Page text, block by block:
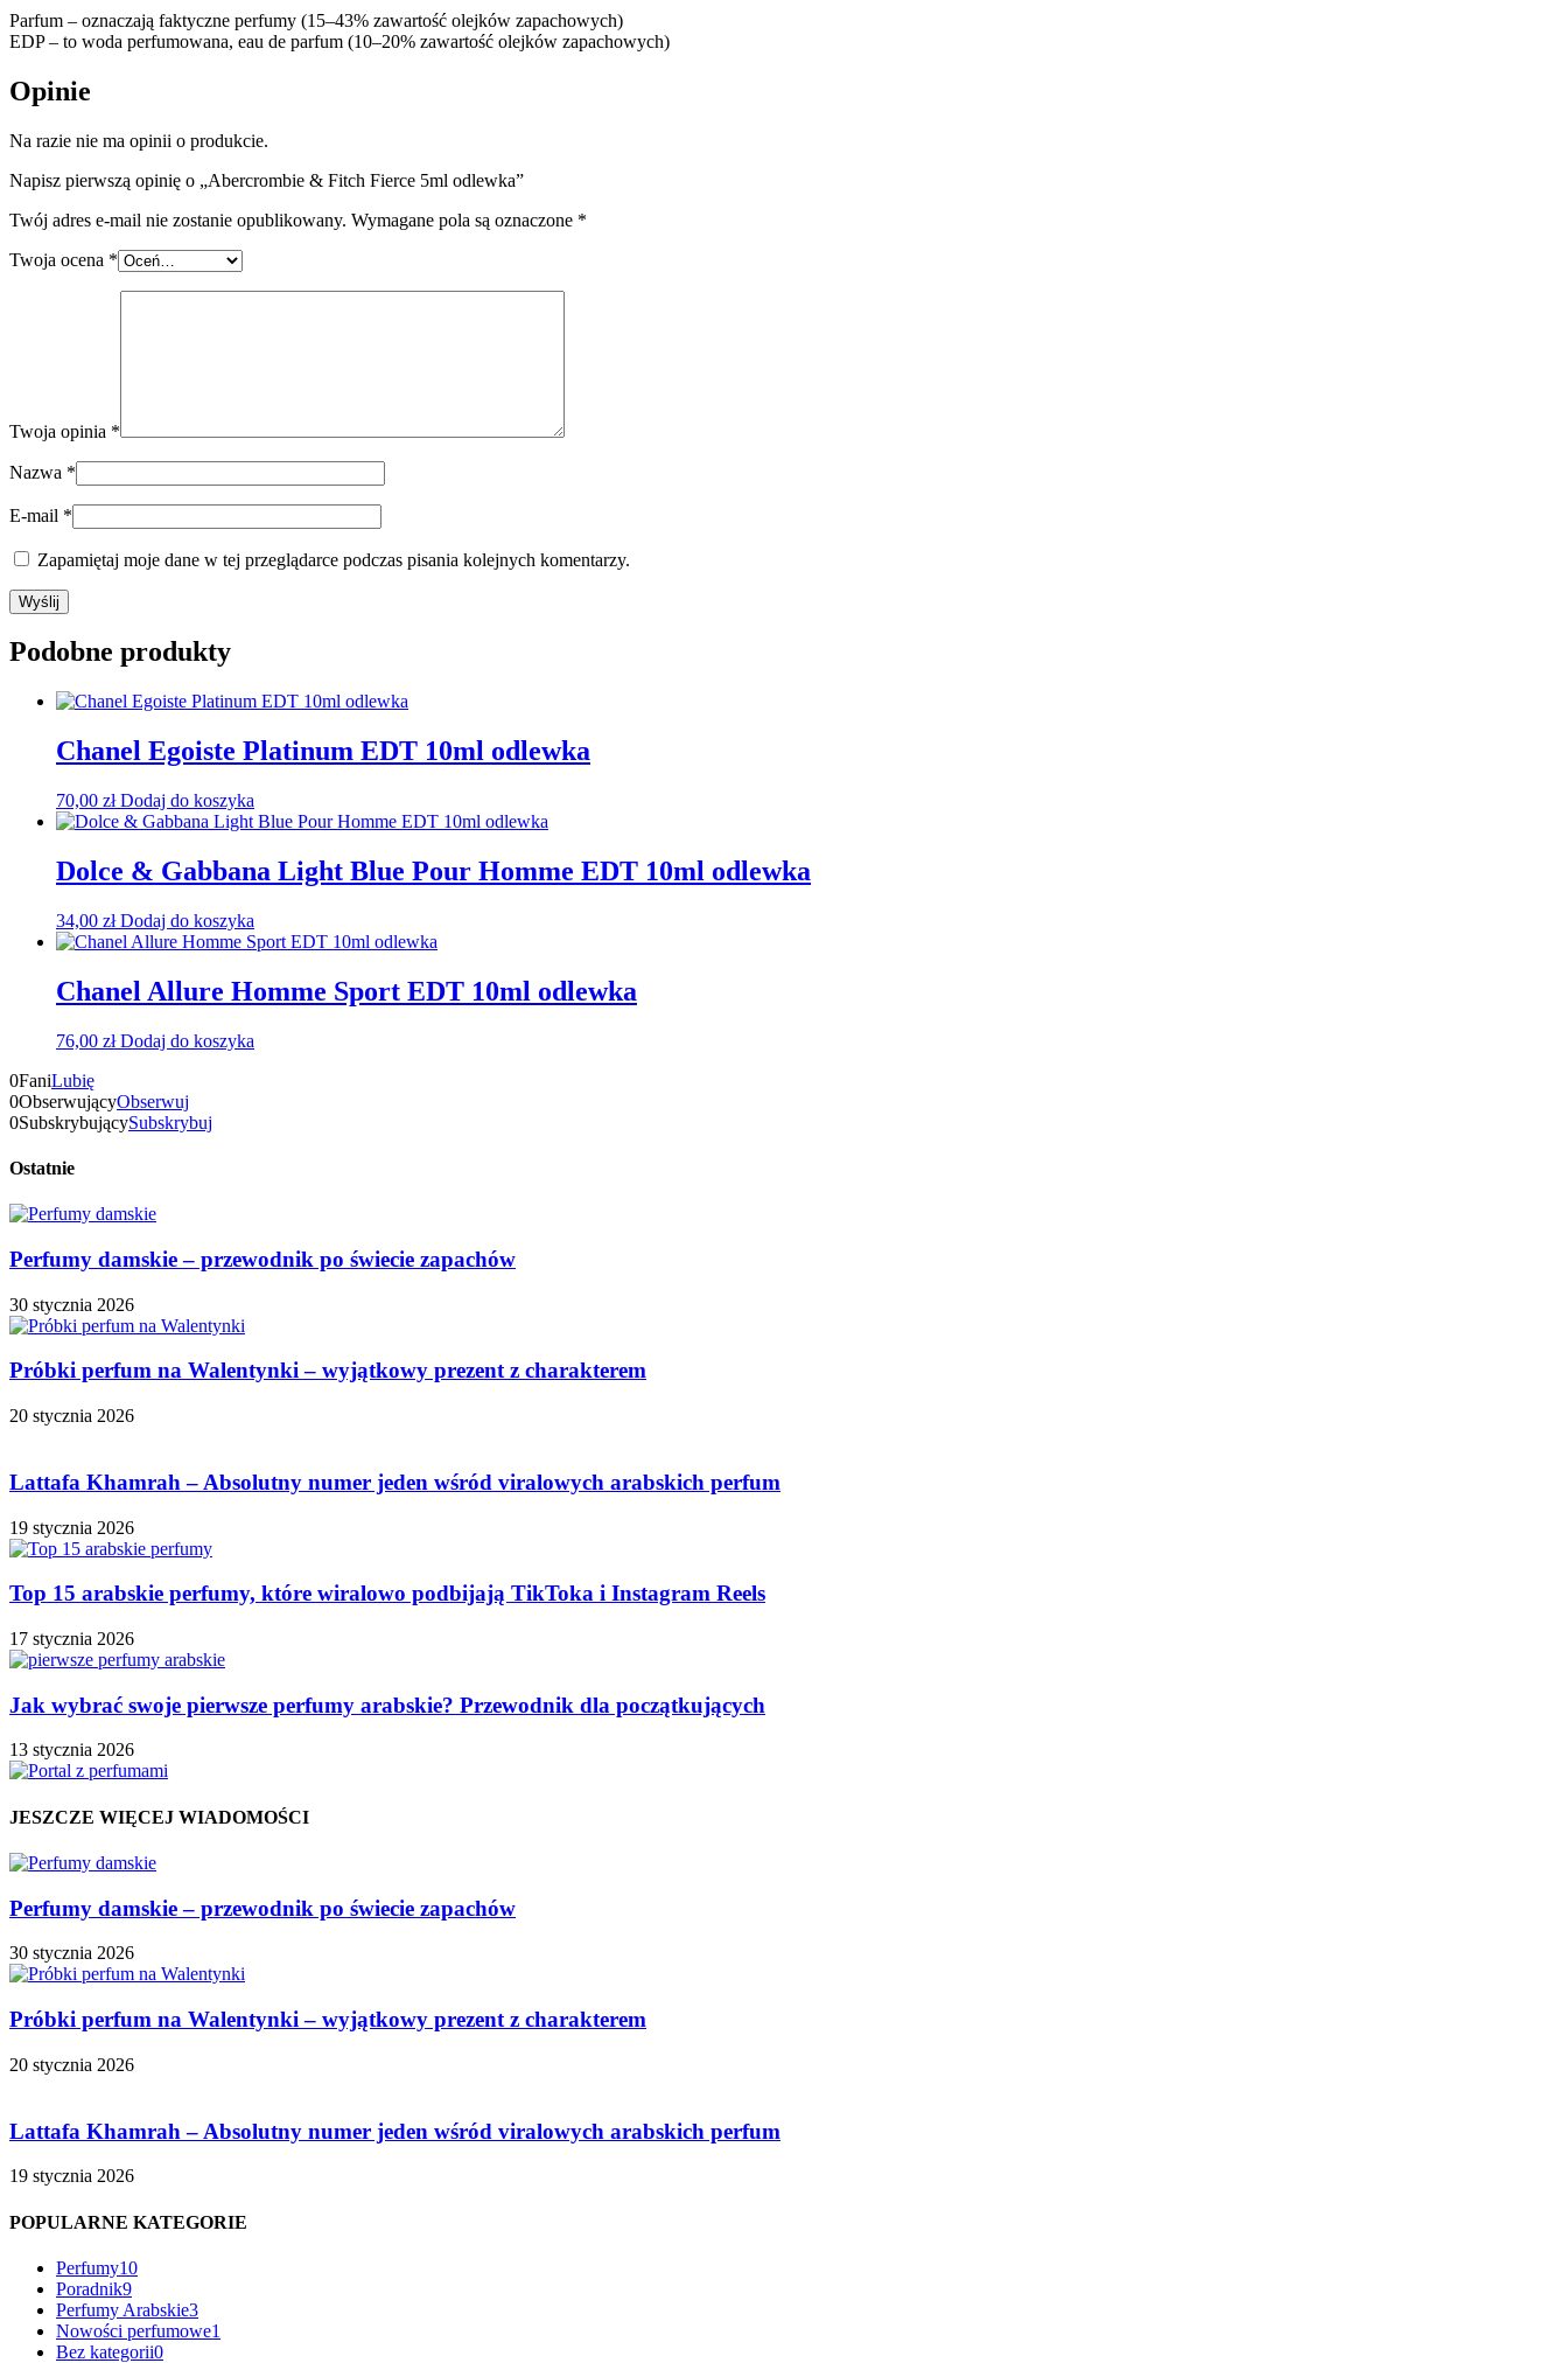
Parfum – oznaczają faktyczne perfumy (15–43% zawartość olejków zapachowych)
EDP – to woda perfumowana, eau de parfum (10–20% zawartość olejków zapachowych)
Opinie
Na razie nie ma opinii o produkcie.
Napisz pierwszą opinię o „Abercrombie & Fitch Fierce 5ml odlewka”
Twój adres e-mail nie zostanie opublikowany. Wymagane pola są oznaczone *
Twoja ocena *
Twoja opinia *
Nazwa *
E-mail *
Zapamiętaj moje dane w tej przeglądarce podczas pisania kolejnych komentarzy.
Podobne produkty
Chanel Egoiste Platinum EDT 10ml odlewka
70,00 zł Dodaj do koszyka
Dolce & Gabbana Light Blue Pour Homme EDT 10ml odlewka
34,00 zł Dodaj do koszyka
Chanel Allure Homme Sport EDT 10ml odlewka
76,00 zł Dodaj do koszyka
0FaniLubię
0ObserwującyObserwuj
0SubskrybującySubskrybuj
Ostatnie
Perfumy damskie – przewodnik po świecie zapachów
30 stycznia 2026
Próbki perfum na Walentynki – wyjątkowy prezent z charakterem
20 stycznia 2026
Lattafa Khamrah – Absolutny numer jeden wśród viralowych arabskich perfum
19 stycznia 2026
Top 15 arabskie perfumy, które wiralowo podbijają TikToka i Instagram Reels
17 stycznia 2026
Jak wybrać swoje pierwsze perfumy arabskie? Przewodnik dla początkujących
13 stycznia 2026
JESZCZE WIĘCEJ WIADOMOŚCI
Perfumy damskie – przewodnik po świecie zapachów
30 stycznia 2026
Próbki perfum na Walentynki – wyjątkowy prezent z charakterem
20 stycznia 2026
Lattafa Khamrah – Absolutny numer jeden wśród viralowych arabskich perfum
19 stycznia 2026
POPULARNE KATEGORIE
Perfumy10
Poradnik9
Perfumy Arabskie3
Nowości perfumowe1
Bez kategorii0